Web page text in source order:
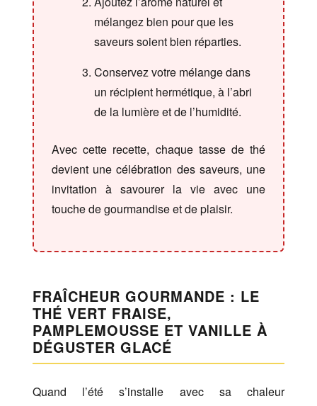
mélangez bien pour que les
saveurs soient bien réparties.
Conservez votre mélange dans
un récipient hermétique, à l’abri
de la lumière et de l’humidité.
Avec cette recette, chaque tasse de thé
devient une célébration des saveurs, une
invitation à savourer la vie avec une
touche de gourmandise et de plaisir.
FRAÎCHEUR GOURMANDE : LE
THÉ VERT FRAISE,
PAMPLEMOUSSE ET VANILLE À
DÉGUSTER GLACÉ
Quand l’été s’installe avec sa chaleur